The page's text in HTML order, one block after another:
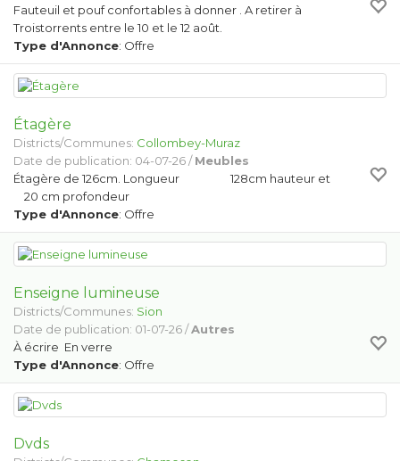
Fauteuil et pouf confortables à donner . A retirer à
Troistorrents entre le 10 et le 12 août.
Type d'Annonce: Offre
Étagère
Districts/Communes: Collombey-Muraz
Date de publication: 04-07-26 /Meubles
Étagère de 126cm. Longueur 128cm hauteur et
20 cm profondeur
Type d'Annonce: Offre
Enseigne lumineuse
Districts/Communes: Sion
Date de publication: 01-07-26 /Autres
À écrire En verre
Type d'Annonce: Offre
Dvds